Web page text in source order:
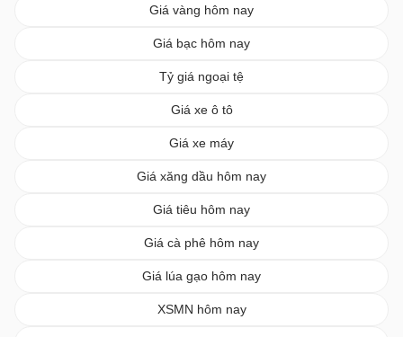
Giá vàng hôm nay
Giá bạc hôm nay
Tỷ giá ngoại tệ
Giá xe ô tô
Giá xe máy
Giá xăng dầu hôm nay
Giá tiêu hôm nay
Giá cà phê hôm nay
Giá lúa gạo hôm nay
XSMN hôm nay